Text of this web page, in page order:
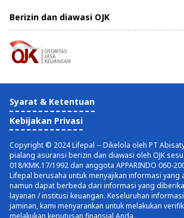
Berizin dan diawasi OJK
Syarat & Ketentuan
Kebijakan Privasi
Copyright © 2024 Lifepal -- Dikelola oleh PT
pialang asuransi berizin dan diawasi oleh OJK
018/KMK.17/1992 dan anggota APPARINDO 060-
Lifepal berusaha untuk menyajikan informasi yang
namun dapat berbeda dari informasi yang
layanan / institusi keuangan. Keseluruhan
jaminan, kami menyarankan untuk melakukan